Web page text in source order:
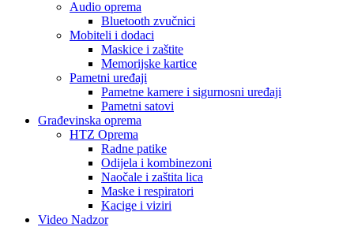
Audio oprema
Bluetooth zvučnici
Mobiteli i dodaci
Maskice i zaštite
Memorijske kartice
Pametni uređaji
Pametne kamere i sigurnosni uređaji
Pametni satovi
Građevinska oprema
HTZ Oprema
Radne patike
Odijela i kombinezoni
Naočale i zaštita lica
Maske i respiratori
Kacige i viziri
Video Nadzor